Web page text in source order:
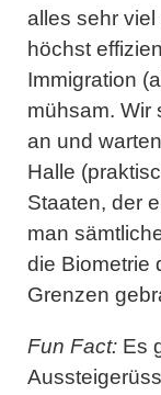
alles sehr
höchst
Immigration
mühsam. Wir
an und
Halle
Staaten, der
man
die Biometrie
Grenzen
Fun Fact: Es